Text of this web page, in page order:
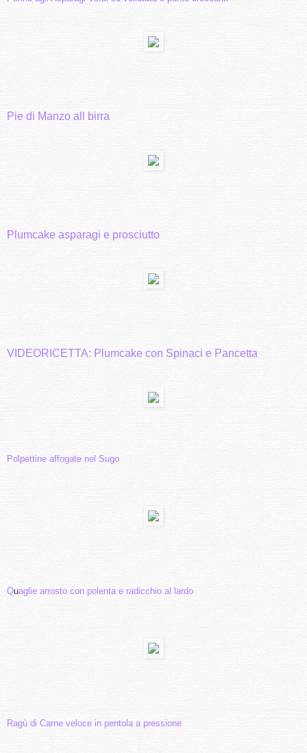
Pie di Manzo all birra
Plumcake asparagi e prosciutto
VIDEORICETTA: Plumcake con Spinaci e Pancetta
Polpettine affogate nel Sugo
Quaglie arrosto con polenta e radicchio al lardo
Ragù di Carne veloce in pentola a pressione